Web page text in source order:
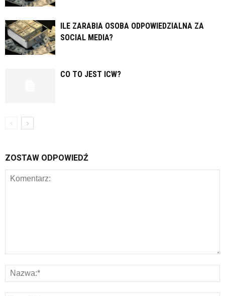
ILE ZARABIA OSOBA ODPOWIEDZIALNA ZA
SOCIAL MEDIA?
CO TO JEST ICW?
ZOSTAW ODPOWIEDŹ